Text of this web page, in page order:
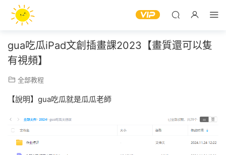
gua吃瓜iPad文創插畫課2023【畫質還可以隻
有視頻】
全部教程
【說明】gua吃瓜就是瓜瓜老師